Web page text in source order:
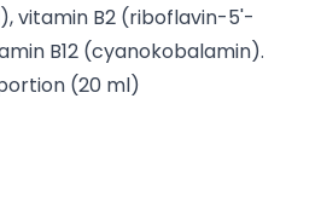
vitamin B2 (riboflavin-5'-
B12 (cyanokobalamin).
(20 ml)